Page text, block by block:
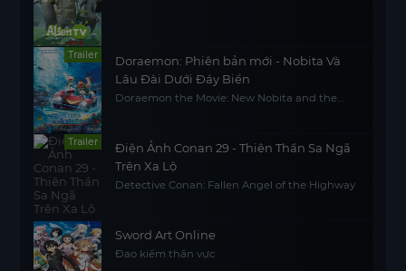
Trailer
Doraemon: Phiên bản mới - Nobita Và
Lâu Đài Dưới Đáy Biển
Doraemon the Movie: New Nobita and the
Trailer
Điện Ảnh Conan 29 - Thiên Thần Sa Ngã
Trên Xa Lộ
Detective Conan: Fallen Angel of the Highway
Sword Art Online
Đao kiếm thần vực